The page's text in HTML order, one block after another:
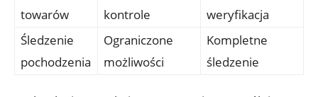
towarów
kontrole
weryfikacja
Śledzenie
pochodzenia
Ograniczone
możliwości
Kompletne
śledzenie